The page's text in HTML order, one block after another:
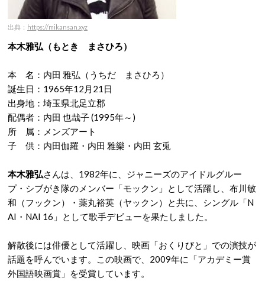
出典： https://mikansan.xyz
本木雅弘（もとき まさひろ）
本 名：内田 雅弘（うちだ まさひろ）
誕生日：1965年12月21日
出身地：埼玉県北足立郡
配偶者：内田 也哉子 (1995年～)
所 属：メンズアート
子 供：内田伽羅・内田 雅樂・内田 玄兎
本木雅弘さんは、1982年に、ジャニーズのアイドルグルー
プ・シブがき隊のメンバー「モックン」として活躍し、布川敏
和（フックン）・薬丸裕英（ヤックン）と共に、シングル「N
AI・NAI 16」として歌手デビューを果たしました。
解散後には俳優として活躍し、映画「おくりびと」での演技が
話題を呼んでいます。この映画で、2009年に「アカデミー賞
外国語映画賞」を受賞しています。